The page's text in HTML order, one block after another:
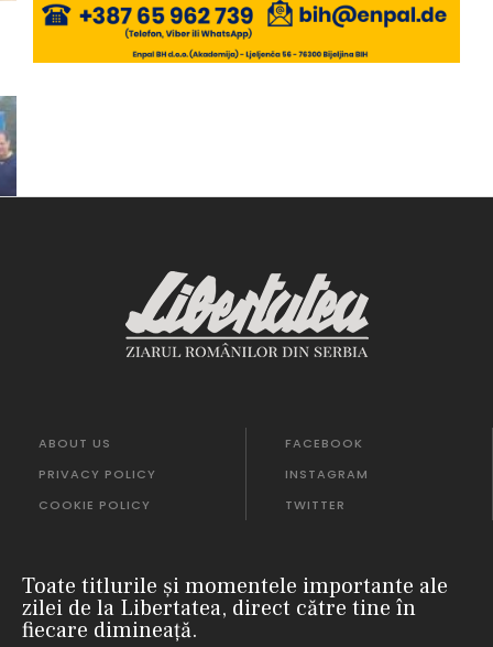
ABOUT US
PRIVACY POLICY
COOKIE POLICY
FACEBOOK
INSTAGRAM
TWITTER
Toate titlurile și momentele importante ale
zilei de la Libertatea, direct către tine în
fiecare dimineață.